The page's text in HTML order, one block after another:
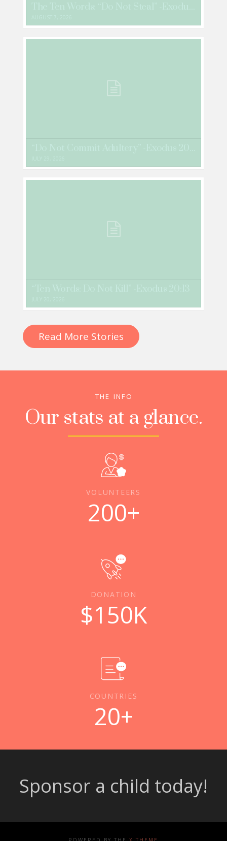
Read More Stories
THE INFO
Our stats at a glance.
VOLUNTEERS
200+
DONATION
$150K
COUNTRIES
20+
Sponsor a child today!